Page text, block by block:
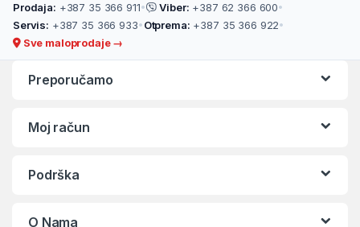
Prodaja: +387 35 366 911• Viber: +387 62 366 600•
Servis: +387 35 366 933• Otprema: +387 35 366 922•
Sve maloprodaje →
Preporučamo
Moj račun
Podrška
O Nama